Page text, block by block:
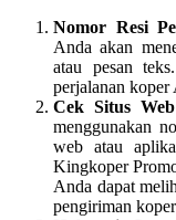
Nomor Resi
Anda akan
atau pesan
perjalanan koper
Cek Situs
menggunakan
web atau
Kingkoper
Anda dapat
pengiriman